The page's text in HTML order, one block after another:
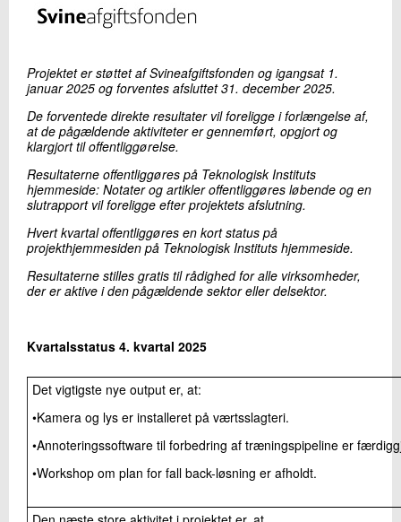
Send
Projektet er støttet af Svineafgiftsfonden og igangsat 1.
januar 2025 og forventes afsluttet 31. december 2025.
De forventede direkte resultater vil foreligge i forlængelse af,
at de pågældende aktiviteter er gennemført, opgjort og
klargjort til offentliggørelse.
Resultaterne offentliggøres på Teknologisk Instituts
hjemmeside: Notater og artikler offentliggøres løbende og en
slutrapport vil foreligge efter projektets afslutning.
Hvert kvartal offentliggøres en kort status på
projekthjemmesiden på Teknologisk Instituts hjemmeside.
Resultaterne stilles gratis til rådighed for alle virksomheder,
der er aktive i den pågældende sektor eller delsektor.
Kvartalsstatus 4. kvartal 2025
Det vigtigste nye output er, at:
•Kamera og lys er installeret på værtsslagteri.
•Annoteringssoftware til forbedring af træningspipeline er
•Workshop om plan for fall back-løsning er afholdt.